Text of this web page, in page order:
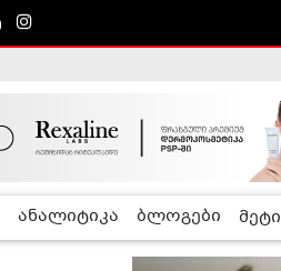
ანალიტიკა ბლოგები მეტი